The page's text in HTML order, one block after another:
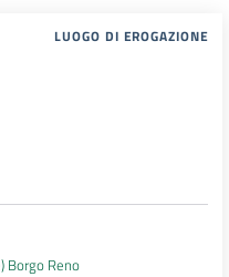
LUOGO DI EROGAZIONE
Borgo Reno